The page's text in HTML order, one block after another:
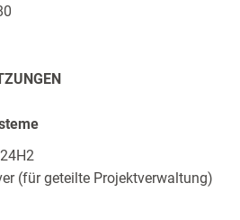
(für geteilte Projektverwaltung)